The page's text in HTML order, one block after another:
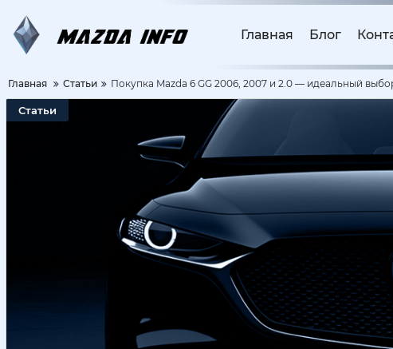
Главная Блог
Главная Статьи Покупка Mazda 6 GG 2006, 2007 и 2.0 — идеальный
Статьи